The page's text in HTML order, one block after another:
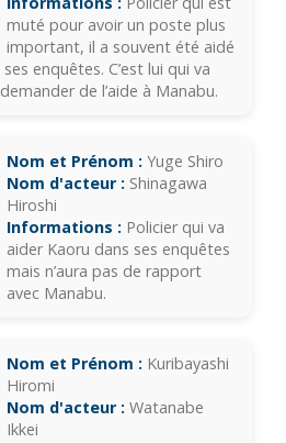
muté pour avoir un poste plus
important, il a souvent été aidé
enquêtes. C’est lui qui va
de l’aide à Manabu.
Nom et Prénom : Yuge Shiro
Nom d'acteur : Shinagawa
Hiroshi
Informations : Policier qui va
aider Kaoru dans ses enquêtes
mais n’aura pas de rapport
avec Manabu.
Nom et Prénom : Kuribayashi
Hiromi
Nom d'acteur : Watanabe
Ikkei